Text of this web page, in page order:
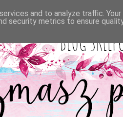
and to analyze traffic.
security metrics to ensure